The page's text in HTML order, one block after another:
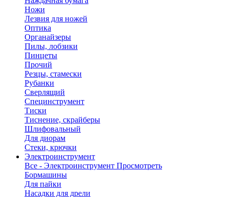
Ножи
Лезвия для ножей
Оптика
Органайзеры
Пилы, лобзики
Пинцеты
Прочий
Резцы, стамески
Рубанки
Сверлящий
Специнструмент
Тиски
Тиснение, скрайберы
Шлифовальный
Для диорам
Стеки, крючки
Электроинструмент
Все - Электроинструмент Просмотреть
Бормашины
Для пайки
Насадки для дрели